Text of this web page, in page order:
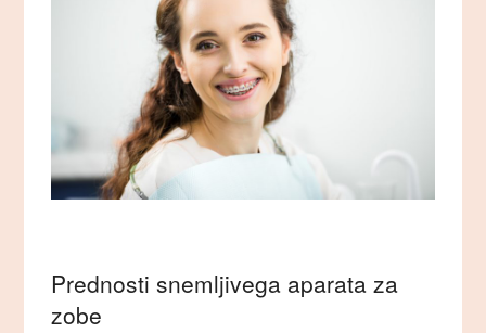
Prednosti snemljivega aparata za
zobe